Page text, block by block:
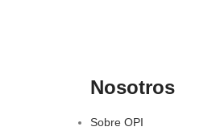
Nosotros
Sobre OPI